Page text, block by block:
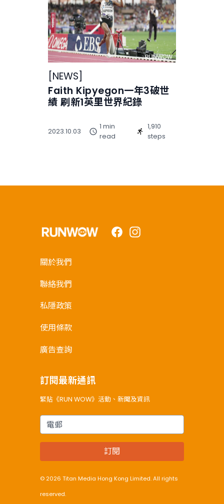
[NEWS]
Faith Kipyegon一年3破世
績 刷新1英里世界紀錄
2023.10.03
1 min
read
1,910
steps
FacebookInstagram
關於我們
聯絡我們
私隱政策
使用條款
廣告查詢
訂閱最新通訊
緊貼《RUN WOW》活動、新聞及資訊
電郵
訂閱
© 2026 Titan Media Hong Kong Limited. All rights
reserved.